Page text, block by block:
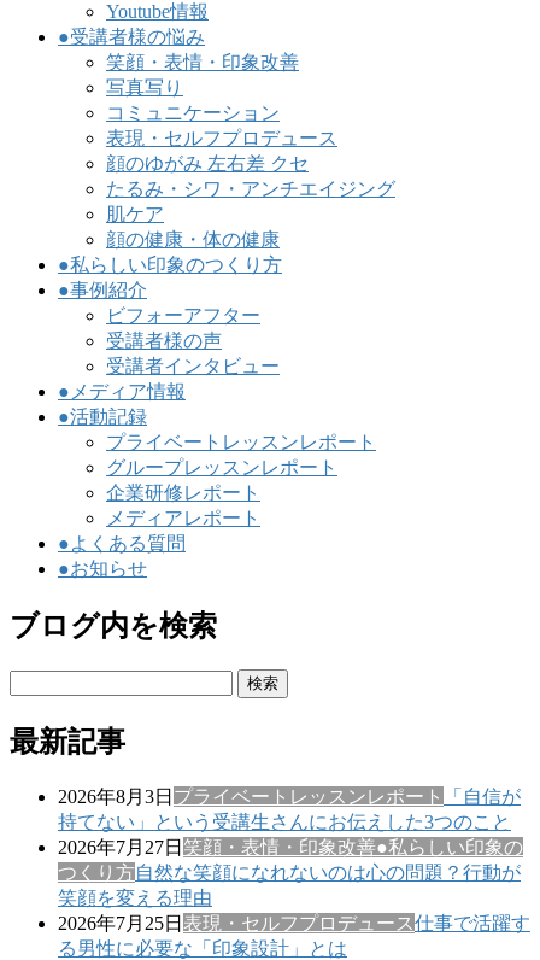
Youtube情報
●受講者様の悩み
笑顔・表情・印象改善
写真写り
コミュニケーション
表現・セルフプロデュース
顔のゆがみ 左右差 クセ
たるみ・シワ・アンチエイジング
肌ケア
顔の健康・体の健康
●私らしい印象のつくり方
●事例紹介
ビフォーアフター
受講者様の声
受講者インタビュー
●メディア情報
●活動記録
プライベートレッスンレポート
グループレッスンレポート
企業研修レポート
メディアレポート
●よくある質問
●お知らせ
ブログ内を検索
最新記事
2026年8月3日 プライベートレッスンレポート
「自信が
持てない」という受講生さんにお伝えした3つのこと
2026年7月27日 笑顔・表情・印象改善●私らしい印象の
つくり方自然な笑顔になれないのは心の問題？行動が
笑顔を変える理由
2026年7月25日 表現・セルフプロデュース仕事で活躍す
る男性に必要な「印象設計」とは